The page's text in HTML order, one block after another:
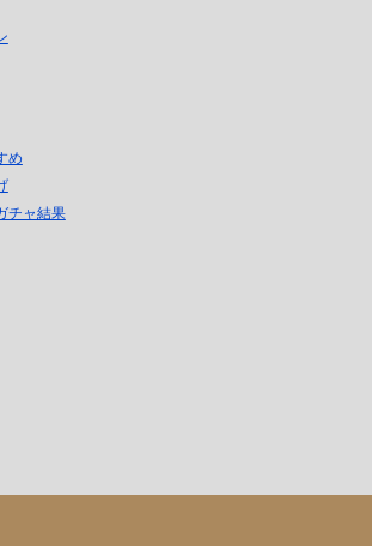
め
チャ結果